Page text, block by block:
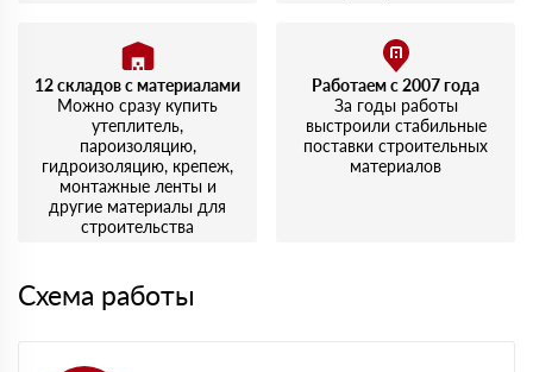
12 складов с материалами
Можно сразу купить
утеплитель,
пароизоляцию,
гидроизоляцию, крепеж,
монтажные ленты и
другие материалы для
строительства
Работаем с 2007 года
За годы работы
выстроили стабильные
поставки строительных
материалов
Схема работы